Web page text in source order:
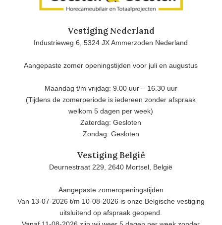
Vestiging Nederland
Industrieweg 6, 5324 JX Ammerzoden Nederland
Aangepaste zomer openingstijden voor juli en augustus
Maandag t/m vrijdag: 9.00 uur – 16.30 uur
(Tijdens de zomerperiode is iedereen zonder afspraak
welkom 5 dagen per week)
Zaterdag: Gesloten
Zondag: Gesloten
Vestiging België
Deurnestraat 229, 2640 Mortsel, België
Aangepaste zomeropeningstijden
Van 13-07-2026 t/m 10-08-2026 is onze Belgische vestiging
uitsluitend op afspraak geopend.